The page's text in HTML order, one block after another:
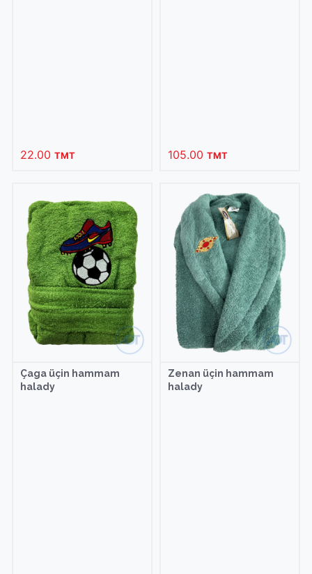
22.00 TMT 105.00 TMT
Çaga üçin hammam
halady
Zenan üçin hammam
halady